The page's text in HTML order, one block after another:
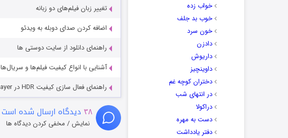
خواب زده
خوب بد جلف
خون سرد
دادزن
داریوش
داوینچیز
دختران کوچه غم
در انتهای شب
دراکولا
دست به مهره
دفتر یادداشت
تغییر زبان فیلم‌های دو زبانه
اضافه کردن صدای دوبله به ویدئو
راهنمای دانلود از سایت دوستی ها
آشنایی با انواع کیفیت فیلم‌ها و سریال‌ها
راهنمای فعال سازی کیفیت HDR در PotPlayer
۳۸ دیدگاه ارسال شده است
نمایش / مخفی کردن دیدگاه ها